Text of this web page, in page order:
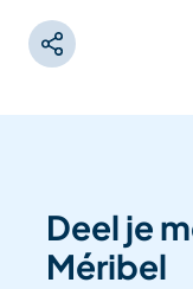
Deel je
Méribel